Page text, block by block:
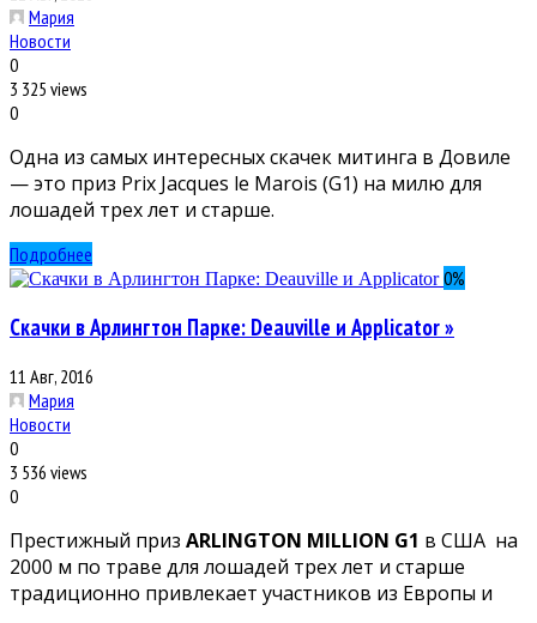
Мария
Новости
0
3 325 views
0
Одна из самых интересных скачек митинга в Довиле
— это приз Prix Jacques le Marois (G1) на милю для
лошадей трех лет и старше.
Подробнее
0%
Скачки в Арлингтон Парке: Deauville и Applicator »
11 Авг, 2016
Мария
Новости
0
3 536 views
0
Престижный приз ARLINGTON MILLION G1 в США на
2000 м по траве для лошадей трех лет и старше
традиционно привлекает участников из Европы и